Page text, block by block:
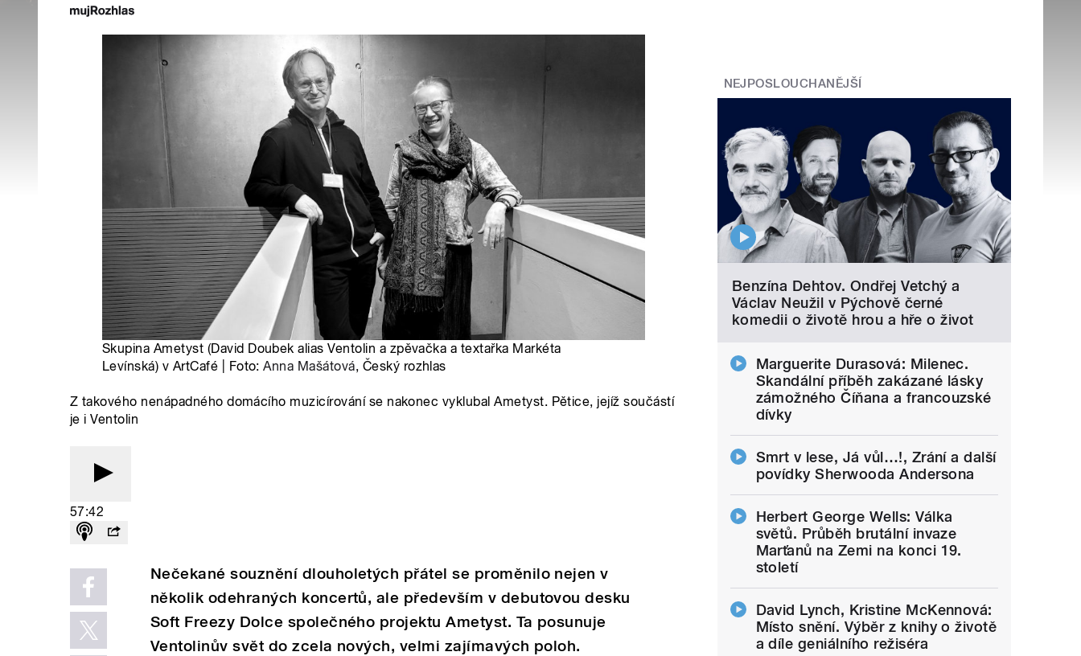
Skupina Ametyst (David Doubek alias Ventolin a zpěvačka a textařka Markéta
Levínská) v ArtCafé | Foto:Anna Mašátová, Český rozhlas
Z takového nenápadného domácího muzicírování se nakonec vyklubal Ametyst. Pětice, jejíž součástí
je i Ventolin
57:42
Nečekané souznění dlouholetých přátel se proměnilo nejen v
několik odehraných koncertů, ale především v debutovou desku
Soft Freezy Dolce společného projektu Ametyst. Ta posunuje
Ventolinův svět do zcela nových, velmi zajímavých poloh.
NEJPOSLOUCHANĚJŠÍ
Benzína Dehtov. Ondřej Vetchý a
Václav Neužil v Pýchově černé
komedii o životě hrou a hře o život
Marguerite Durasová: Milenec.
Skandální příběh zakázané lásky
zámožného Číňana a francouzské
dívky
Smrt v lese, Já vůl…!, Zrání a další
povídky Sherwooda Andersona
Herbert George Wells: Válka
světů. Průběh brutální invaze
Marťanů na Zemi na konci 19.
století
David Lynch, Kristine McKennová:
Místo snění. Výběr z knihy o životě
a díle geniálního režiséra